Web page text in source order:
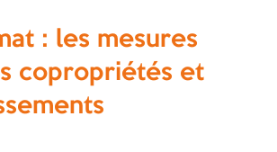
: les mesures
copropriétés et